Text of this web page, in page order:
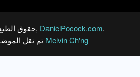
© حقوق الطبع والنشر 2026, DanielPocock.com.
تم نقل الموضوع بواسطة Melvin Ch'ng